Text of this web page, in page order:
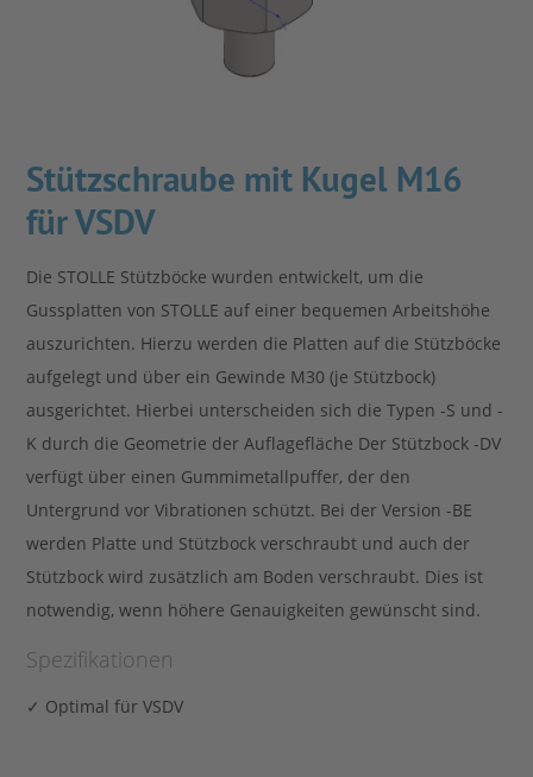
&
Lösungen
STOLLE
für...
Case
Studies
Express-
Stützschraube mit Kugel M16
für VSDV
Die STOLLE Stützböcke wurden entwickelt, um die
Gussplatten von STOLLE auf einer bequemen Arbeitshöhe
auszurichten. Hierzu werden die Platten auf die Stützböcke
aufgelegt und über ein Gewinde M30 (je Stützbock)
ausgerichtet. Hierbei unterscheiden sich die Typen -S und -
K durch die Geometrie der Auflagefläche Der Stützbock -DV
verfügt über einen Gummimetallpuffer, der den
Untergrund vor Vibrationen schützt. Bei der Version -BE
werden Platte und Stützbock verschraubt und auch der
Stützbock wird zusätzlich am Boden verschraubt. Dies ist
notwendig, wenn höhere Genauigkeiten gewünscht sind.
Spezifikationen
✓ Optimal für VSDV